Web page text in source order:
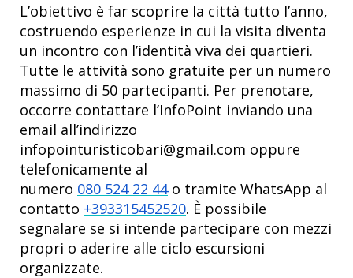
L’obiettivo è far scoprire la città tutto l’anno,
costruendo esperienze in cui la visita diventa
un incontro con l’identità viva dei quartieri.
Tutte le attività sono gratuite per un numero
massimo di 50 partecipanti. Per prenotare,
occorre contattare l’InfoPoint inviando una
email all’indirizzo
infopointuristicobari@gmail.com oppure
telefonicamente al
numero 080 524 22 44o tramite WhatsApp al
contatto +393315452520. È possibile
segnalare se si intende partecipare con mezzi
propri o aderire alle ciclo escursioni
organizzate.